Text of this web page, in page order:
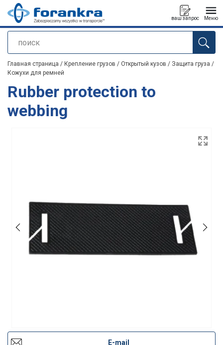
поиск
ваш запрос Меню
Продукт добавлен в ваш запрос
Главная страница / Крепление грузов / Открытый кузов / Защита груза /
Кожухи для ремней
Rubber protection to
webbing
E-mail